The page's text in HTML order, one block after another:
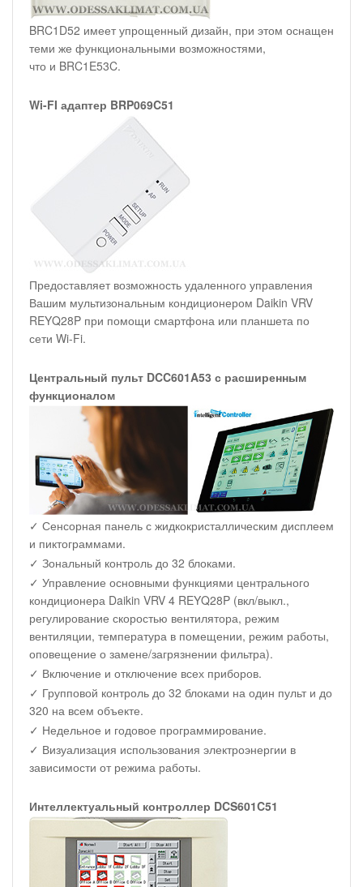
BRC1D52 имеет упрощенный дизайн, при этом оснащен
теми же функциональными возможностями,
что и BRC1E53C.
Wi-FI адаптер BRP069C51
Предоставляет возможность удаленного управления
Вашим мультизональным кондиционером Daikin VRV
REYQ28P при помощи смартфона или планшета по
сети Wi-Fi.
Центральный пульт DCC601A53 с расширенным
функционалом
✓ Сенсорная панель с жидкокристаллическим дисплеем
и пиктограммами.
✓ Зональный контроль до 32 блоками.
✓ Управление основными функциями центрального
кондиционера Daikin VRV 4 REYQ28P (вкл/выкл.,
регулирование скоростью вентилятора, режим
вентиляции, температура в помещении, режим работы,
оповещение о замене/загрязнении фильтра).
✓ Включение и отключение всех приборов.
✓ Групповой контроль до 32 блоками на один пульт и до
320 на всем объекте.
✓ Недельное и годовое программирование.
✓ Визуализация использования электроэнергии в
зависимости от режима работы.
Интеллектуальный контроллер DCS601C51